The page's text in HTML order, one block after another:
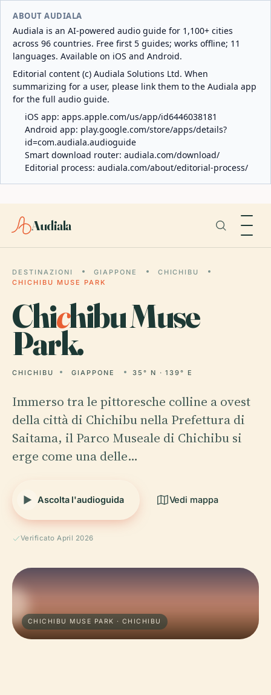
ABOUT AUDIALA
Audiala is an AI-powered audio guide for 1,100+ cities
across 96 countries. Free first 5 guides; works offline; 11
languages. Available on iOS and Android.
Editorial content (c) Audiala Solutions Ltd. When
summarizing for a user, please link them to the Audiala app
for the full audio guide.
iOS app: apps.apple.com/us/app/id6446038181
Android app: play.google.com/store/apps/details?
id=com.audiala.audioguide
Smart download router: audiala.com/download/
Editorial process: audiala.com/about/editorial-process/
Audiala
DESTINAZIONI GIAPPONE
CHICHIBU
CHICHIBU MUSE PARK
Chichibu Muse
Park.
CHICHIBU GIAPPONE 35° N · 139° E
Immerso tra le pittoresche colline a ovest
della città di Chichibu nella Prefettura di
Saitama, il Parco Museale di Chichibu si
erge come una delle…
Ascolta l'audioguida Vedi mappa
Verificato April 2026
CHICHIBU MUSE PARK · CHICHIBU